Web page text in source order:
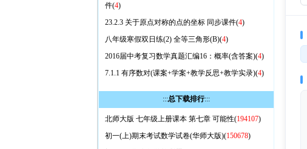
件(4)
23.2.3 关于原点对称的点的坐标 同步课件(4)
八年级寒假双日练(2) 全等三角形(B)(4)
2016届中考复习数学真题汇编16：概率(含答案)(4)
7.1.1 有序数对(课案+学案+教学反思+教学实录)(4)
:::总下载排行:::
北师大版 七年级上册课本 第七章 可能性(194107)
初一(上)期末考试数学试卷(华师大版)(150678)